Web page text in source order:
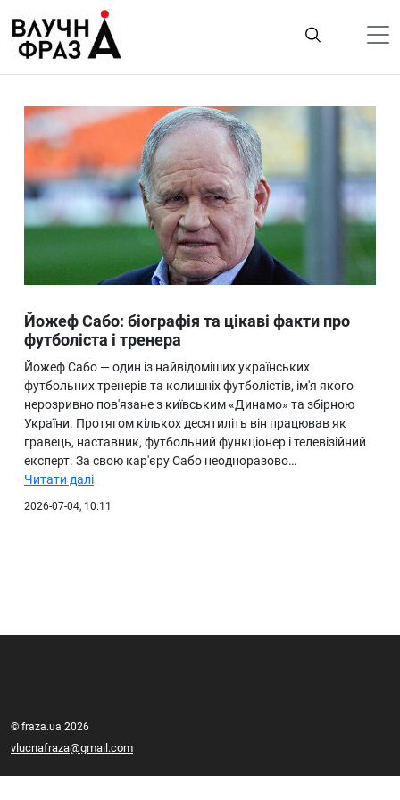
содержимому
Гроші
Життя
Лайфстайл
ТехноНаука
Людина
Ukraine
Про нас
Йожеф Сабо: біографія та цікаві факти про
футболіста і тренера
Йожеф Сабо — один із найвідоміших українських
футбольних тренерів та колишніх футболістів, ім'я якого
нерозривно пов'язане з київським «Динамо» та збірною
України. Протягом кількох десятиліть він працював як
гравець, наставник, футбольний функціонер і телевізійний
експерт. За свою кар'єру Сабо неодноразово…
Читати далі
2026-07-04, 10:11
© fraza.ua 2026
vlucnafraza@gmail.com